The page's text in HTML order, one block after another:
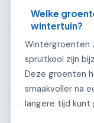
Welke
wintertuin?
Wintergroenten
spruitkool zijn
Deze groenten
smaakvoller na
langere tijd kunt